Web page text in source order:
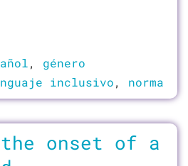
, género
inclusivo, norma
onset of a